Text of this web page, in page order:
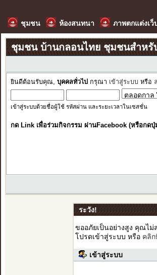
ชุมชน ห้องสนทนา ภาพตกแต่งเว็
ชุมชน บ้านกลอนไทย ชุมชนสำหรั
ยินดีต้อนรับคุณ, บุคคลทั่วไป กรุณา เข้าสู่ระบบ หรือ
เข้าสู่ระบบด้วยชื่อผู้ใช้ รหัสผ่าน และระยะเวลาในเซสชั่น
กด Link เพื่อร่วมกิจกรรม ผ่านFacebook (หรือกด
ระวัง!
ขออภัยเป็นอย่างสูง คุณไ
โปรดเข้าสู่ระบบ หรือ คลิ
เข้าสู่ระบบ